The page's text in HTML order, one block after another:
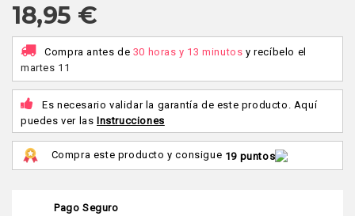
18,95 €
Compra antes de 30 horas y 13 minutos y recíbelo el
martes 11
Es necesario validar la garantía de este producto. Aquí
puedes ver las Instrucciones
Compra este producto y consigue 19 puntos
Pago Seguro